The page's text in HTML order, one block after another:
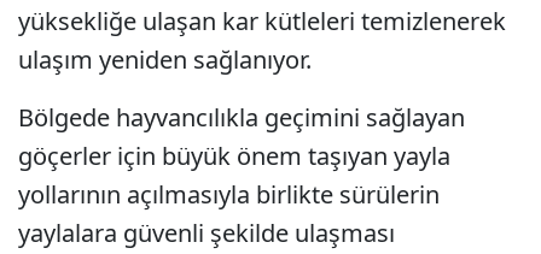
yüksekliğe ulaşan kar kütleleri temizlenerek
ulaşım yeniden sağlanıyor.
Bölgede hayvancılıkla geçimini sağlayan
göçerler için büyük önem taşıyan yayla
yollarının açılmasıyla birlikte sürülerin
yaylalara güvenli şekilde ulaşması